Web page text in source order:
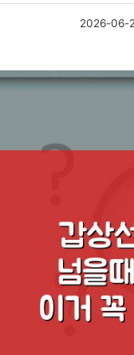
2026-06-